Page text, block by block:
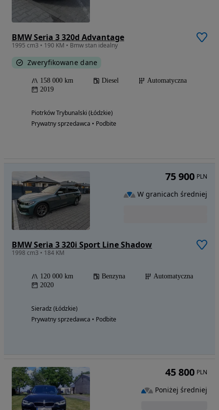
BMW Seria 3 320d Advantage
1995 cm3 • 190 KM • Bmw stan idealny
Zweryfikowane dane
158 000 km Diesel
Automatyczna
2019
Piotrków Trybunalski (Łódzkie)
Prywatny sprzedawca • Podbite
BMW Seria 3 320i Sport Line Shadow
1998 cm3 • 184 KM
120 000 km Benzyna
Automatyczna
2020
Sieradz (Łódzkie)
Prywatny sprzedawca • Podbite
75 900 PLN
W granicach średniej
45 800 PLN
Poniżej średniej